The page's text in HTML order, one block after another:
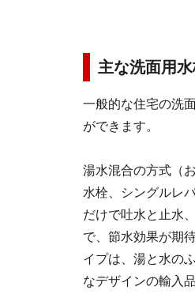
主な洗面用
一般的な住宅の洗
ができます。
湯水混合の方式（
水栓、シングルレ
だけで吐水と止水
で、節水効果が期
イプは、湯と水の
なデザインの輸入